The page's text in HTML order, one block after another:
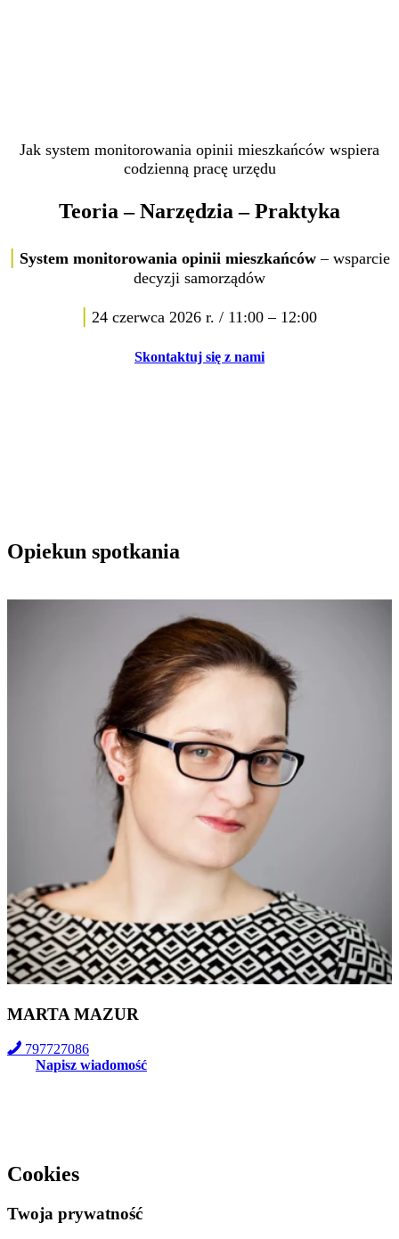
Jak system monitorowania opinii mieszkańców wspiera
codzienną pracę urzędu
Teoria – Narzędzia – Praktyka
| System monitorowania opinii mieszkańców– wsparcie
decyzji samorządów
| 24 czerwca 2026 r. / 11:00 – 12:00
Skontaktuj się z nami
Opiekun spotkania
MARTA MAZUR
797727086
Napisz wiadomość
Cookies
Twoja prywatność